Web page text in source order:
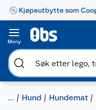
Kjøpeutbytte som
Meny
... Hund Hundemat